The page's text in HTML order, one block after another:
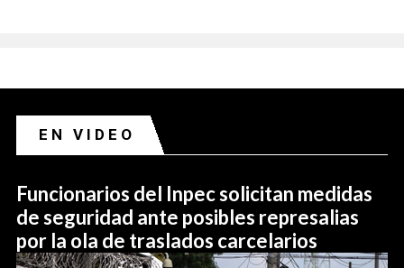
EN VIDEO
Funcionarios del Inpec solicitan medidas
de seguridad ante posibles represalias
por la ola de traslados carcelarios